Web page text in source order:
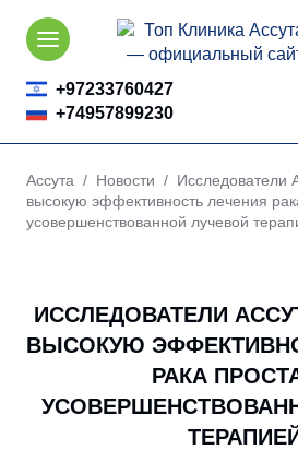
Skip
content
+97233760427
+74957899230
Ассута / Новости / Исследователи
высокую эффективность лечения
усовершенствованной лучевой
ИССЛЕДОВАТЕЛИ
ВЫСОКУЮ
РАКА